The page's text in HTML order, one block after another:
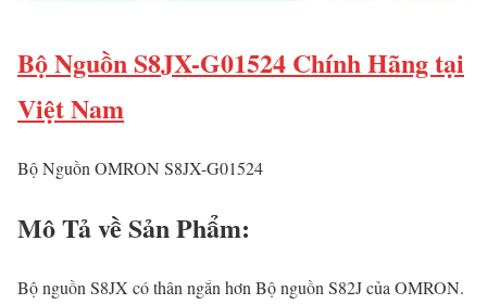
Bộ Nguồn S8JX-G01524 Chính Hãng tại
Việt Nam
Bộ Nguồn OMRON S8JX-G01524
Mô Tả về Sản Phẩm:
Bộ nguồn S8JX có thân ngắn hơn Bộ nguồn S82J của OMRON.